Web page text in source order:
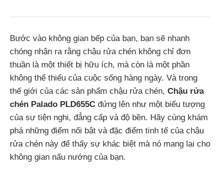
Bước vào không gian bếp của bạn, bạn sẽ nhanh
chóng nhận ra rằng chậu rửa chén không chỉ đơn
thuần là một thiết bị hữu ích, mà còn là một phần
không thể thiếu của cuộc sống hàng ngày. Và trong
thế giới của các sản phẩm chậu rửa chén, Chậu rửa
chén Palado PLD655C đứng lên như một biểu tượng
của sự tiện nghi, đẳng cấp và độ bền. Hãy cùng khám
phá những điểm nổi bật và đặc điểm tinh tế của chậu
rửa chén này để thấy sự khác biệt mà nó mang lại cho
không gian nấu nướng của bạn.